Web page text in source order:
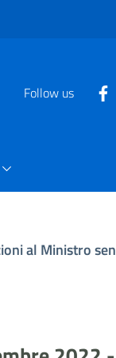
Follow us
al Ministro